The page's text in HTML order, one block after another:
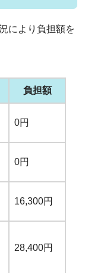
により負担額を
負担額
0円
0円
16,300円
28,400円